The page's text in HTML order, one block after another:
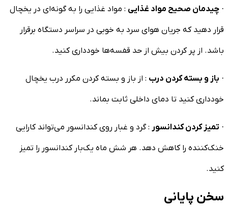
· چیدمان صحیح مواد غذایی : مواد غذایی را به گونه‌ای در یخچال
قرار دهید که جریان هوای سرد به خوبی در سراسر دستگاه برقرار
باشد. از پر کردن بیش از حد قفسه‌ها خودداری کنید.
· باز و بسته کردن درب : از باز و بسته کردن مکرر درب یخچال
خودداری کنید تا دمای داخلی ثابت بماند.
· تمیز کردن کندانسور : گرد و غبار روی کندانسور می‌تواند کارایی
خنک‌کننده را کاهش دهد. هر شش ماه یک‌بار کندانسور را تمیز
کنید.
سخن پایانی